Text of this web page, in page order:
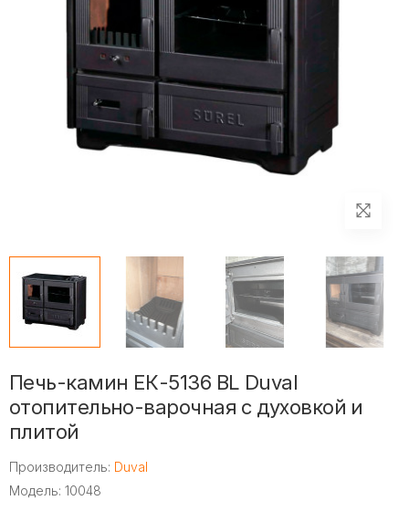
Печь-камин EК-5136 BL Duval
отопительно-варочная с духовкой и
плитой
Производитель: Duval
Модель: 10048